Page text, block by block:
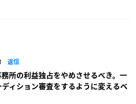
返信
所の利益独占をやめさせるべき。一
ィション審査をするように変えるべ